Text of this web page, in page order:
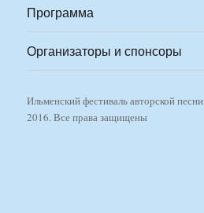
Программа
Организаторы и спонсоры
Ильменский фестиваль авторской песни
2016. Все права защищены